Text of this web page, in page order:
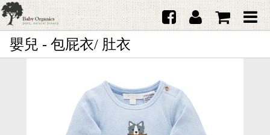
首頁
日本品牌育兒配件
韓國Merebe寶寶配件
嬰兒 - 包屁衣/ 肚衣